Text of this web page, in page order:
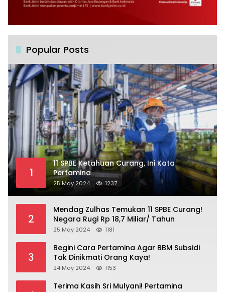
Popular Posts
1
11 SPBE Ketahuan Curang, Ini Kata
Pertamina
25 May 2024 1237
2
Mendag Zulhas Temukan 11 SPBE Curang!
Negara Rugi Rp 18,7 Miliar/ Tahun
25 May 2024 1181
3
Begini Cara Pertamina Agar BBM Subsidi
Tak Dinikmati Orang Kaya!
24 May 2024 1153
Terima Kasih Sri Mulyani! Pertamina